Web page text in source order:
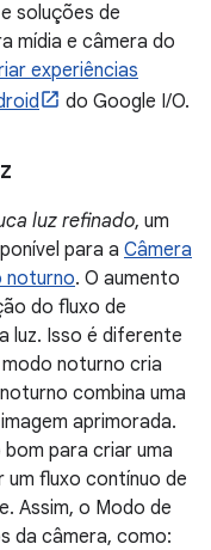
soluções de
mídia e câmera do
experiências
do Google I/O.
luz refinado, um
para a Câmera
noturno. O aumento
do fluxo de
luz. Isso é diferente
noturno cria
combina uma
aprimorada.
para criar uma
fluxo contínuo de
Assim, o Modo de
da câmera, como: